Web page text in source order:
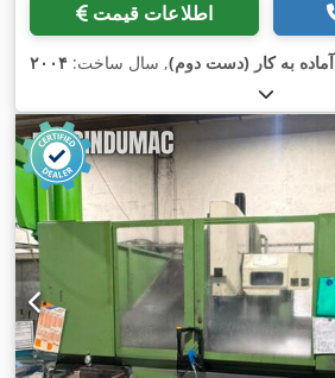
اطلاعات قیمت
آماده به کار (دست دوم), سال ساخت: ۲۰۰۴